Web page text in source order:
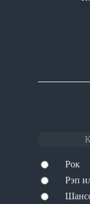
Рок
Рэп